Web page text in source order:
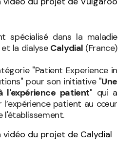
spécialisé dans la maladie
la dialyse Calydial (France)
"Patient Experience in
pour son initiative "Une
l'expérience patient" qui a
l’expérience patient au cœur
l'établissement.
vidéo du projet de Calydial